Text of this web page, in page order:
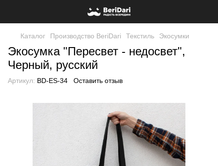
Каталог Производство BeriDari Текстиль Экосумки
Экосумка "Пересвет - недосвет",
Черный, русский
Артикул: BD-ES-34 Оставить отзыв